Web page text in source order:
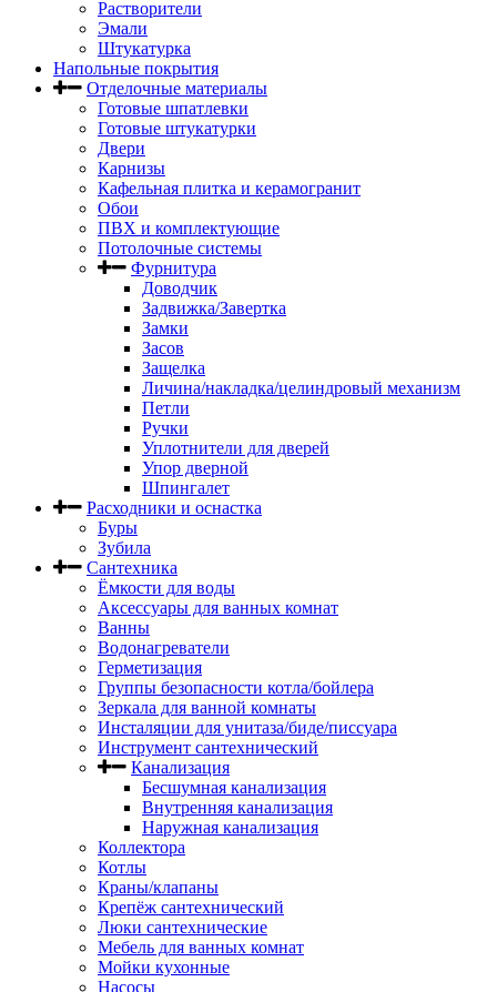
Растворители
Эмали
Штукатурка
Напольные покрытия
Отделочные материалы
Готовые шпатлевки
Готовые штукатурки
Двери
Карнизы
Кафельная плитка и керамогранит
Обои
ПВХ и комплектующие
Потолочные системы
Фурнитура
Доводчик
Задвижка/Завертка
Замки
Засов
Защелка
Личина/накладка/целиндровый механизм
Петли
Ручки
Уплотнители для дверей
Упор дверной
Шпингалет
Расходники и оснастка
Буры
Зубила
Сантехника
Ёмкости для воды
Аксессуары для ванных комнат
Ванны
Водонагреватели
Герметизация
Группы безопасности котла/бойлера
Зеркала для ванной комнаты
Инсталяции для унитаза/биде/писсуара
Инструмент сантехнический
Канализация
Бесшумная канализация
Внутренняя канализация
Наружная канализация
Коллектора
Котлы
Краны/клапаны
Крепёж сантехнический
Люки сантехнические
Мебель для ванных комнат
Мойки кухонные
Насосы